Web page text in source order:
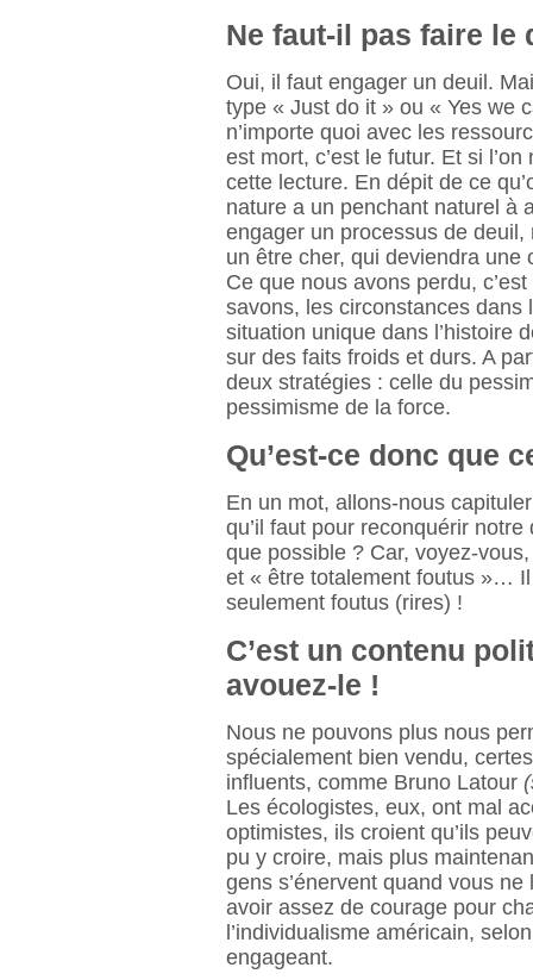
Ne faut-il pas faire le
Oui, il faut engager un deuil.
type « Just do it » ou « Yes we
n’importe quoi avec les
est mort, c’est le futur. Et si
cette lecture. En dépit de ce
nature a un penchant naturel à
engager un processus de deuil,
un être cher, qui deviendra
Ce que nous avons perdu,
savons, les circonstances dans
situation unique dans l’histoire
sur des faits froids et durs. A
deux stratégies : celle du
pessimisme de la force.
Qu’est-ce donc que
En un mot, allons-nous
qu’il faut pour reconquérir
que possible ? Car, voyez-
et « être totalement foutus »…
seulement foutus (rires) !
C’est un contenu
avouez-le !
Nous ne pouvons plus nous
spécialement bien vendu,
influents, comme Bruno Latour
Les écologistes, eux, ont mal
optimistes, ils croient qu’ils
pu y croire, mais plus
gens s’énervent quand vous
avoir assez de courage pour
l’individualisme américain,
engageant.